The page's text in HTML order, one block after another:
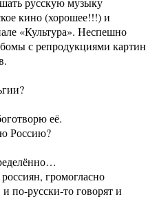
кино (хорошее!!!) и
«Культура». Неспешно
с репродукциями картин
её.
Россию?
громогласно
по-русски-то говорят и